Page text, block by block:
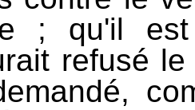
; qu'il
refusé